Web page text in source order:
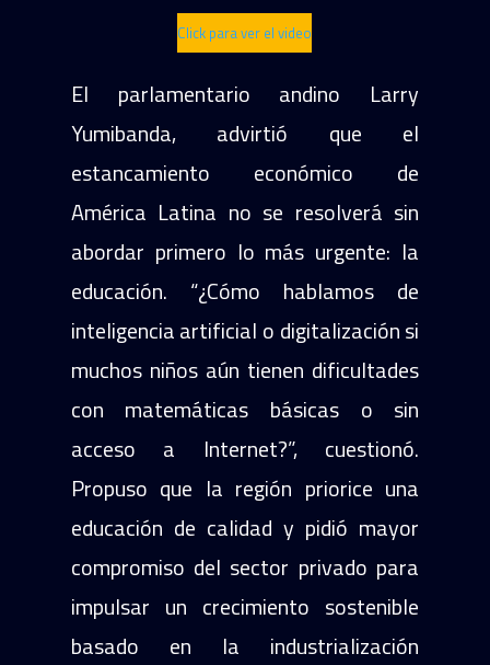
Click para ver el video
El parlamentario andino Larry
Yumibanda, advirtió que el
estancamiento económico de
América Latina no se resolverá sin
abordar primero lo más urgente: la
educación. “¿Cómo hablamos de
inteligencia artificial o digitalización si
muchos niños aún tienen dificultades
con matemáticas básicas o sin
acceso a Internet?”, cuestionó.
Propuso que la región priorice una
educación de calidad y pidió mayor
compromiso del sector privado para
impulsar un crecimiento sostenible
basado en la industrialización